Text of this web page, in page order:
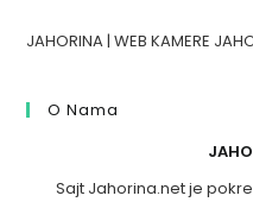
JAHORINA |WEB KAMERE
O Nama
Sajt Jahorina.net je